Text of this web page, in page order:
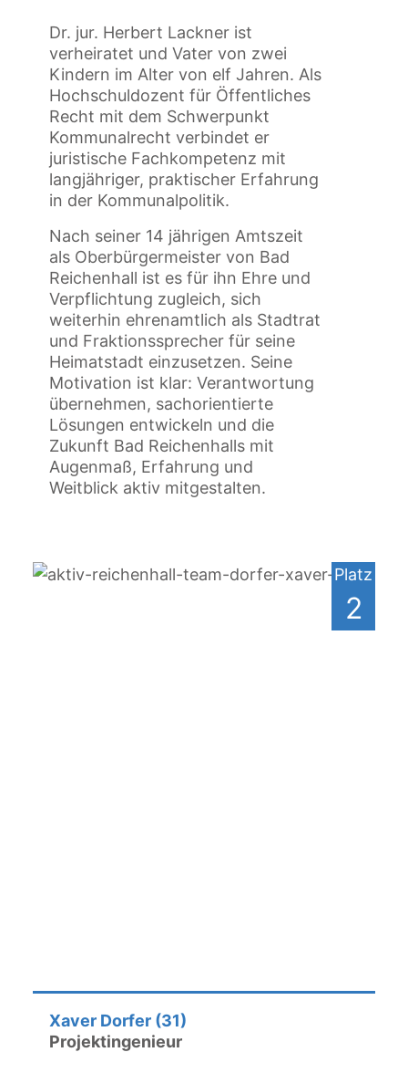
Dr. jur. Herbert Lackner ist
verheiratet und Vater von zwei
Kindern im Alter von elf Jahren. Als
Hochschuldozent für Öffentliches
Recht mit dem Schwerpunkt
Kommunalrecht verbindet er
juristische Fachkompetenz mit
langjähriger, praktischer Erfahrung
in der Kommunalpolitik.
Nach seiner 14 jährigen Amtszeit
als Oberbürgermeister von Bad
Reichenhall ist es für ihn Ehre und
Verpflichtung zugleich, sich
weiterhin ehrenamtlich als Stadtrat
und Fraktionssprecher für seine
Heimatstadt einzusetzen. Seine
Motivation ist klar: Verantwortung
übernehmen, sachorientierte
Lösungen entwickeln und die
Zukunft Bad Reichenhalls mit
Augenmaß, Erfahrung und
Weitblick aktiv mitgestalten.
Xaver Dorfer (31)
Projektingenieur
Platz
2